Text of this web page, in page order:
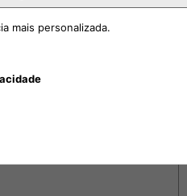
mais personalizada.